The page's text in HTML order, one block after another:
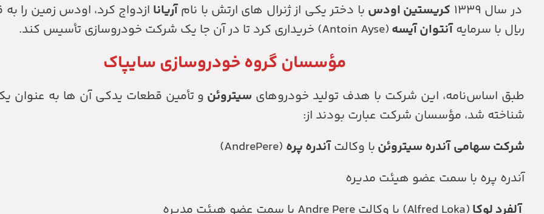
در سال ۱۳۳۹
کریستین اودس با دختر یکی از ژنرال های ارتش با نامآریانا
ریال با سرمایهآنتوان آیسه(Antoin Ayse) خریداری کرد تا در آن جا یک شرکت خودروسازی تأسیس کند.
مؤسسان گروه خودروسازی سایپاک
طبق اساس‌نامه، این شرکت با هدف تولید خودروهای سیتروئن و تأمین قطعات یدکی آن ها به عنوان
شناخته شد، مؤسسان شرکت عبارت بودند از:
شرکت سهامیآندره سیتروئنبا وکالتآندره پره (AndrePere)
آندره پره با سمت عضو هیئت مدیره